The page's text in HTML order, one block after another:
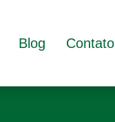
Blog Contato